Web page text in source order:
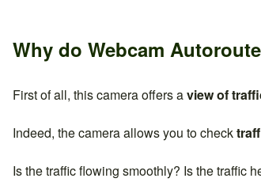
Why do Webcam
First of all, this camera offers aview of
Indeed, the camera allows you to check
Is the traffic flowing smoothly? Is the traffic